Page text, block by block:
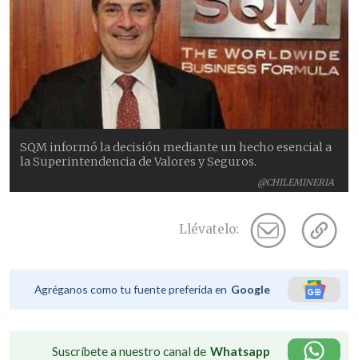
@CHILEMINERIA
SQM informó la decisión mediante un hecho esencial a
la Superintendencia de Valores y Seguros.
Llévatelo:
Agréganos como tu fuente preferida en Google
Suscríbete a nuestro canal de Whatsapp